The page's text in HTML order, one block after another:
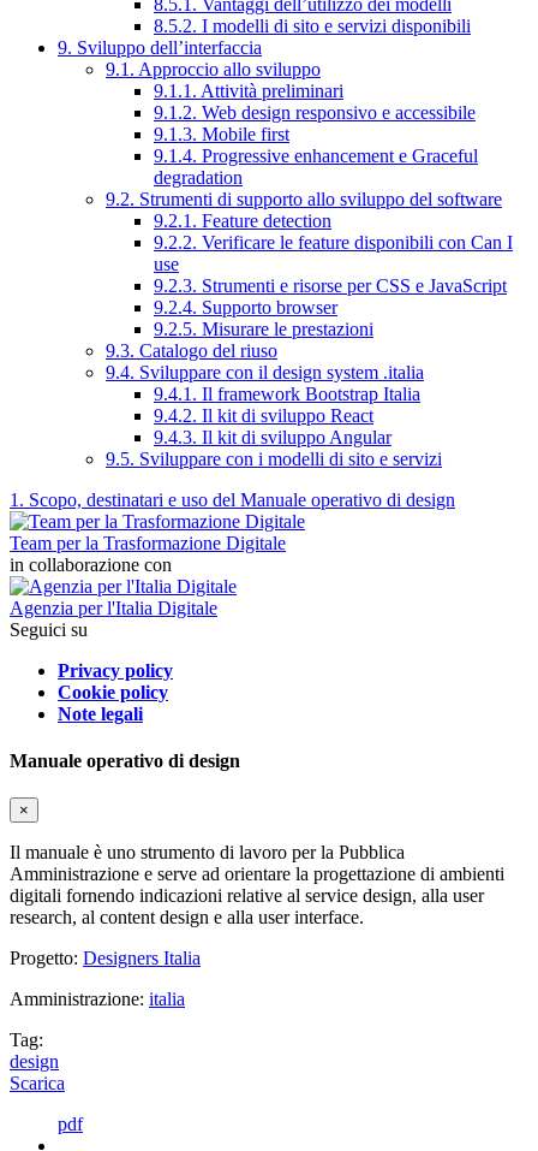
8.5.2. I modelli di sito e servizi disponibili
9. Sviluppo dell’interfaccia
9.1. Approccio allo sviluppo
9.1.1. Attività preliminari
9.1.2. Web design responsivo e accessibile
9.1.3. Mobile first
9.1.4. Progressive enhancement e Graceful
degradation
9.2. Strumenti di supporto allo sviluppo del software
9.2.1. Feature detection
9.2.2. Verificare le feature disponibili con Can I
use
9.2.3. Strumenti e risorse per CSS e JavaScript
9.2.4. Supporto browser
9.2.5. Misurare le prestazioni
9.3. Catalogo del riuso
9.4. Sviluppare con il design system .italia
9.4.1. Il framework Bootstrap Italia
9.4.2. Il kit di sviluppo React
9.4.3. Il kit di sviluppo Angular
9.5. Sviluppare con i modelli di sito e servizi
1. Scopo, destinatari e uso del Manuale operativo di design
Team per la Trasformazione Digitale
in collaborazione con
Agenzia per l'Italia Digitale
Seguici su
Privacy policy
Cookie policy
Note legali
Manuale operativo di design
×
Il manuale è uno strumento di lavoro per la Pubblica
Amministrazione e serve ad orientare la progettazione di ambienti
digitali fornendo indicazioni relative al service design, alla user
research, al content design e alla user interface.
Progetto: Designers Italia
Amministrazione: italia
Tag:
design
Scarica
pdf